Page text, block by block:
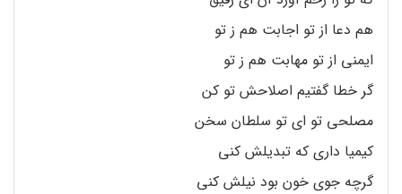
هم دعا از تو اجابت هم ز تو
ایمنی از تو مهابت هم ز تو
گر خطا گفتیم اصلاحش تو کن
مصلحی تو ای تو سلطان سخن
کیمیا داری که تبدیلش کنی
گرچه جوی خون بود نیلش کنی